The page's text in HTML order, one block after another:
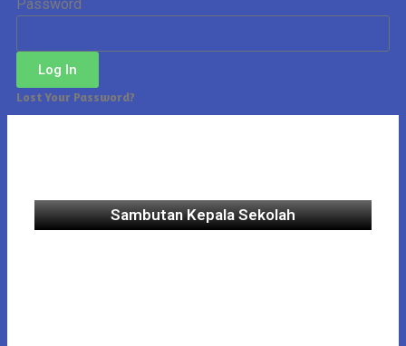
Password
Log In
Lost Your Password?
Sambutan Kepala Sekolah